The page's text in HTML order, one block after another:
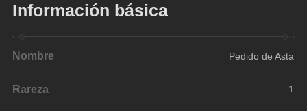
Información básica
Nombre Pedido de Asta
Rareza 1